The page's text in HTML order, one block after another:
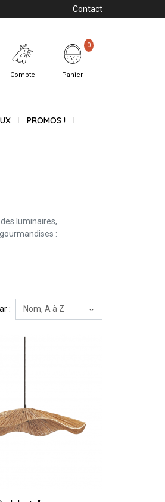
Contact
Compte Panier
0
PROMOS !
luminaires,
:
: